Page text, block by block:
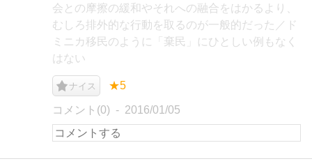
会との摩擦の緩和やそれへの融合をはかるより、
むしろ排外的な行動を取るのが一般的だった／ド
ミニカ移民のように「棄民」にひとしい例もなく
はない
ナイス ★5
コメント(0) 2016/01/05